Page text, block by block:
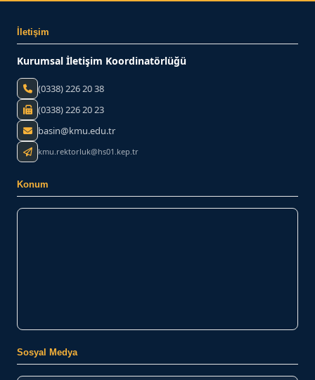
İletişim
Kurumsal İletişim Koordinatörlüğü
(0338) 226 20 38
(0338) 226 20 23
basin@kmu.edu.tr
kmu.rektorluk@hs01.kep.tr
Konum
Sosyal Medya